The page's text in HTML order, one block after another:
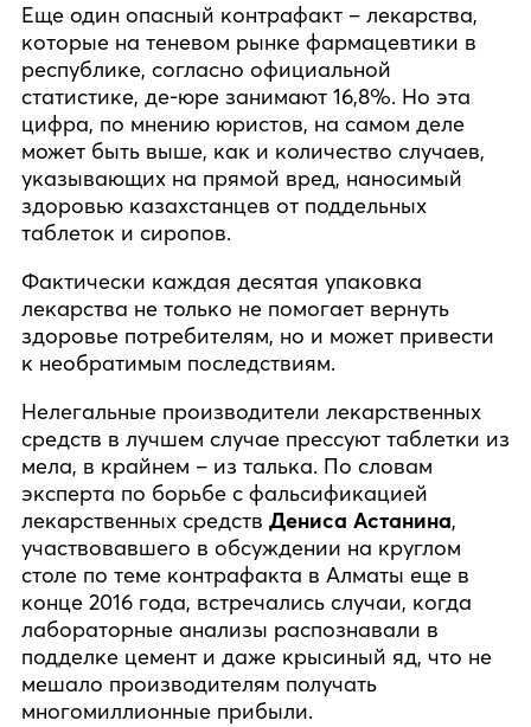
Еще один опасный контрафакт – лекарства,
которые на теневом рынке фармацевтики в
республике, согласно официальной
статистике, де-юре занимают 16,8%. Но эта
цифра, по мнению юристов, на самом деле
может быть выше, как и количество случаев,
указывающих на прямой вред, наносимый
здоровью казахстанцев от поддельных
таблеток и сиропов.
Фактически каждая десятая упаковка
лекарства не только не помогает вернуть
здоровье потребителям, но и может привести
к необратимым последствиям.
Нелегальные производители лекарственных
средств в лучшем случае прессуют таблетки из
мела, в крайнем – из талька. По словам
эксперта по борьбе с фальсификацией
лекарственных средств Дениса Астанина,
участвовавшего в обсуждении на круглом
столе по теме контрафакта в Алматы еще в
конце 2016 года, встречались случаи, когда
лабораторные анализы распознавали в
подделке цемент и даже крысиный яд, что не
мешало производителям получать
многомиллионные прибыли.